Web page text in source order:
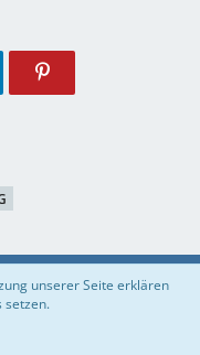
unserer Seite erklären
setzen.